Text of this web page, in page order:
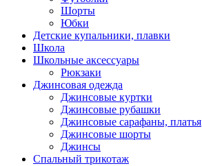
Шорты
Юбки
Детские купальники, плавки
Школа
Школьные аксессуары
Рюкзаки
Джинсовая одежда
Джинсовые куртки
Джинсовые рубашки
Джинсовые сарафаны, платья
Джинсовые шорты
Джинсы
Спальный трикотаж